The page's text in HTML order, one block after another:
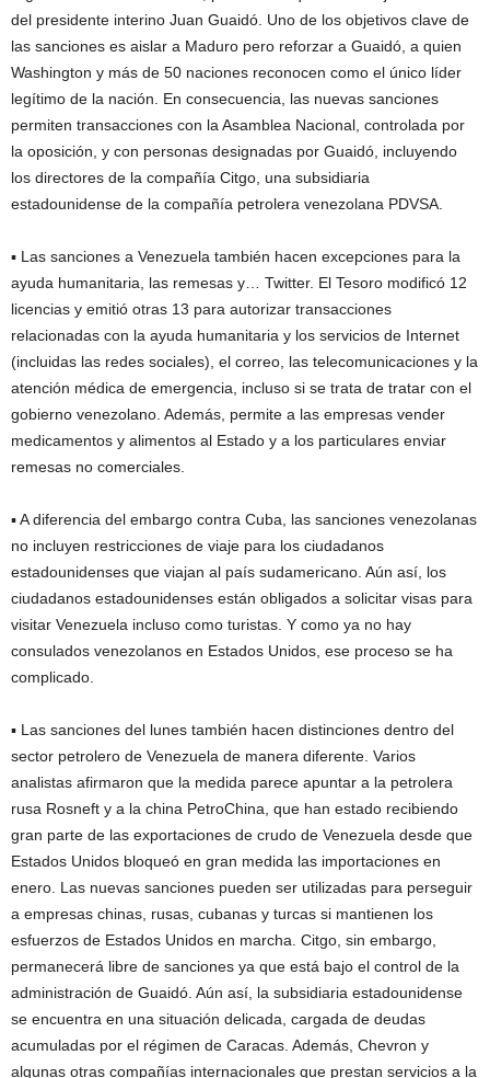
del presidente interino Juan Guaidó. Uno de los objetivos clave de
las sanciones es aislar a Maduro pero reforzar a Guaidó, a quien
Washington y más de 50 naciones reconocen como el único líder
legítimo de la nación. En consecuencia, las nuevas sanciones
permiten transacciones con la Asamblea Nacional, controlada por
la oposición, y con personas designadas por Guaidó, incluyendo
los directores de la compañía Citgo, una subsidiaria
estadounidense de la compañía petrolera venezolana PDVSA.
▪ Las sanciones a Venezuela también hacen excepciones para la
ayuda humanitaria, las remesas y… Twitter. El Tesoro modificó 12
licencias y emitió otras 13 para autorizar transacciones
relacionadas con la ayuda humanitaria y los servicios de Internet
(incluidas las redes sociales), el correo, las telecomunicaciones y la
atención médica de emergencia, incluso si se trata de tratar con el
gobierno venezolano. Además, permite a las empresas vender
medicamentos y alimentos al Estado y a los particulares enviar
remesas no comerciales.
▪ A diferencia del embargo contra Cuba, las sanciones venezolanas
no incluyen restricciones de viaje para los ciudadanos
estadounidenses que viajan al país sudamericano. Aún así, los
ciudadanos estadounidenses están obligados a solicitar visas para
visitar Venezuela incluso como turistas. Y como ya no hay
consulados venezolanos en Estados Unidos, ese proceso se ha
complicado.
▪ Las sanciones del lunes también hacen distinciones dentro del
sector petrolero de Venezuela de manera diferente. Varios
analistas afirmaron que la medida parece apuntar a la petrolera
rusa Rosneft y a la china PetroChina, que han estado recibiendo
gran parte de las exportaciones de crudo de Venezuela desde que
Estados Unidos bloqueó en gran medida las importaciones en
enero. Las nuevas sanciones pueden ser utilizadas para perseguir
a empresas chinas, rusas, cubanas y turcas si mantienen los
esfuerzos de Estados Unidos en marcha. Citgo, sin embargo,
permanecerá libre de sanciones ya que está bajo el control de la
administración de Guaidó. Aún así, la subsidiaria estadounidense
se encuentra en una situación delicada, cargada de deudas
acumuladas por el régimen de Caracas. Además, Chevron y
algunas otras compañías internacionales que prestan servicios a la